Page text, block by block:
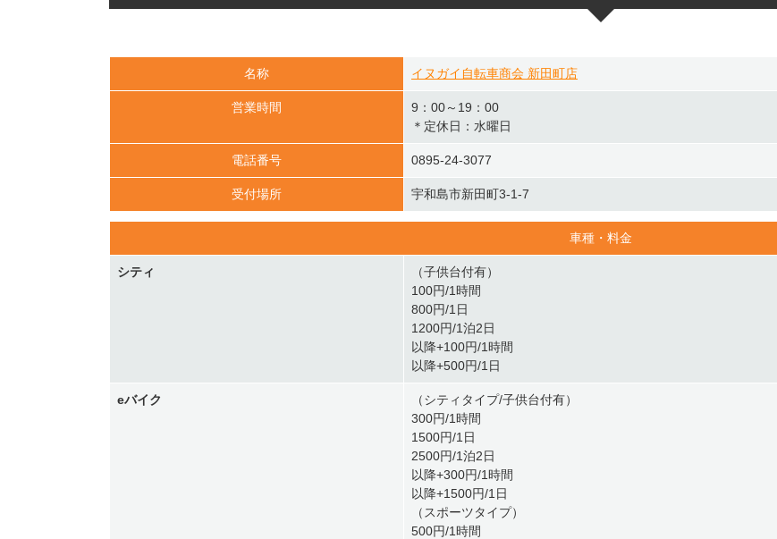
名称 イヌガイ自転車商会 新田町店
営業時間
9：00～19：00
＊定休日：水曜日
電話番号 0895-24-3077
受付場所 宇和島市新田町3-1-7
車種・料金
シティ
（子供台付有）
100円/1時間
800円/1日
1200円/1泊2日
以降+100円/1時間
以降+500円/1日
eバイク
（シティタイプ/子供台付有）
300円/1時間
1500円/1日
2500円/1泊2日
以降+300円/1時間
以降+1500円/1日
（スポーツタイプ）
500円/1時間